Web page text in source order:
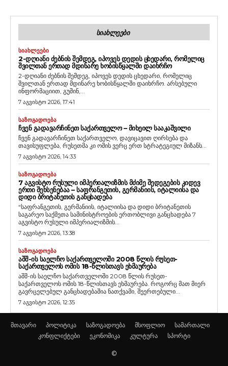
ᲡᲘᲐᲮᲚᲔᲔᲑᲘ
ᲡᲘᲐᲮᲚᲔᲔᲑᲘ
2-ᲓᲦᲘᲐᲜᲘ ᲫᲔᲑᲜᲘᲡ ᲨᲔᲛᲓᲔᲒ, ᲘᲞᲝᲕᲔᲡ ᲓᲔᲓᲘᲡ ᲪᲮᲔᲓᲐᲠᲘ, ᲠᲝᲛᲔᲚᲘᲪ
ᲨᲕᲘᲚᲗᲐᲜ ᲔᲠᲗᲐᲓ ᲛᲓᲘᲜᲐᲠᲔ ᲮᲝᲑᲘᲡᲬᲧᲐᲚᲨᲘ ᲓᲐᲘᲮᲠᲩᲝ
2-დღიანი ძებნის შემდეგ, იპოვეს დედის ცხედარი, რომელიც
შვილთან ერთად მდინარე ხობისწყალში დაიხრჩო. არსებული
ინფორმაციით, გუშინ,...
7 აგვისტო 2026, 17:41
ᲡᲐᲖᲝᲒᲐᲓᲝᲔᲑᲐ
ᲩᲕᲔᲜ ᲒᲐᲓᲐᲕᲐᲠᲩᲘᲜᲔᲗ ᲡᲐᲥᲐᲠᲗᲕᲔᲚᲝ – ᲛᲘᲮᲔᲘᲚ ᲡᲐᲐᲙᲐᲨᲕᲘᲚᲘ
ჩვენ გადავარჩინეთ საქართველო, დავიცავით ღირსება და
თავისუფლება, რუსეთმა კი ომის ვერც ერთ სტრატეგიულ მიზანს...
7 აგვისტო 2026, 14:33
ᲡᲐᲖᲝᲒᲐᲓᲝᲔᲑᲐ
7 ᲐᲒᲕᲘᲡᲢᲝ ᲠᲣᲡᲣᲚᲘ ᲘᲛᲞᲔᲠᲘᲐᲚᲘᲖᲛᲘᲡ ᲛᲫᲘᲛᲔ ᲨᲔᲓᲔᲒᲔᲑᲘᲡ ᲙᲘᲓᲔᲕ
ᲔᲠᲗᲘ ᲨᲔᲮᲡᲔᲜᲔᲑᲐᲐ – ᲡᲐᲤᲠᲐᲜᲒᲔᲗᲘᲡ, ᲒᲔᲠᲛᲐᲜᲘᲘᲡ, ᲘᲢᲐᲚᲘᲘᲡᲐ ᲓᲐ
ᲓᲘᲓᲘ ᲑᲠᲘᲢᲐᲜᲔᲗᲘᲡ ᲒᲐᲜᲪᲮᲐᲓᲔᲑᲐ
“საფრანგეთის, გერმანიის, იტალიისა და დიდი ბრიტანეთის
საგარეო საქმეთა სამინისტროების ერთობლივი განცხადება 7
აგვისტო რუსული იმპერიალიზმის...
7 აგვისტო 2026, 13:38
ᲡᲐᲖᲝᲒᲐᲓᲝᲔᲑᲐ
ᲐᲨᲨ-ᲘᲡ ᲡᲐᲔᲚᲩᲝ ᲡᲐᲥᲐᲠᲗᲕᲔᲚᲝᲨᲘ 2008 ᲬᲚᲘᲡ ᲠᲣᲡᲔᲗ-
ᲡᲐᲥᲐᲠᲗᲕᲔᲚᲝᲡ ᲝᲛᲘᲡ 18-ᲬᲚᲘᲡᲗᲐᲕᲡ ᲔᲮᲛᲐᲣᲠᲔᲑᲐ
აშშ-ის საელჩო საქართველოში 2008 წლის რუსეთ-
საქართველოს ომის 18-წლისთავს ეხმაურება. როგორც მათ მიერ
გავრცელებულ განცხადებაშია ნათქვამი, შეერთებული...
7 აგვისტო 2026, 12:35
მთავარი პოლიტიკა საზოგადოება მსოფლიო
სამართალი
კონფლიქტები
ეკონომიკა კულტურა სპორტი
©